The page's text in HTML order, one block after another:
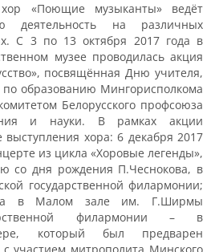
«Поющие музыканты» ведёт
деятельность на различных
С 3 по 13 октября 2017 года в
музее проводилась акция
посвящённая Дню учителя,
по образованию Мингорисполкома
Белорусского профсоюза
и науки. В рамках акции
выступления хора: 6 декабря 2017
из цикла «Хоровые легенды»,
со дня рождения П.Чеснокова, в
государственной филармонии;
в Малом зале им. Г.Ширмы
филармонии – в
который был предварен